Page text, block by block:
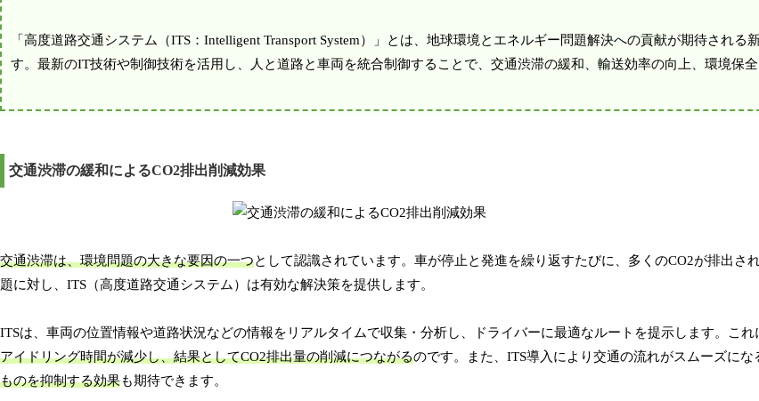
「高度道路交通システム（ITS：Intelligent Transport System）」とは、地球環境とエネルギー問題解決への貢献が期待される
す。最新のIT技術や制御技術を活用し、人と道路と車両を統合制御することで、交通渋滞の緩和、輸送効率の向上、環境保全
交通渋滞の緩和によるCO2排出削減効果
交通渋滞は、環境問題の大きな要因の一つとして認識されています。車が停止と発進を繰り返すたびに、多くのCO2が排出さ
題に対し、ITS（高度道路交通システム）は有効な解決策を提供します。
ITSは、車両の位置情報や道路状況などの情報をリアルタイムで収集・分析し、ドライバーに最適なルートを提示します。これ
アイドリング時間が減少し、結果としてCO2排出量の削減につながるのです。また、ITS導入により交通の流れがスムーズにな
ものを抑制する効果も期待できます。